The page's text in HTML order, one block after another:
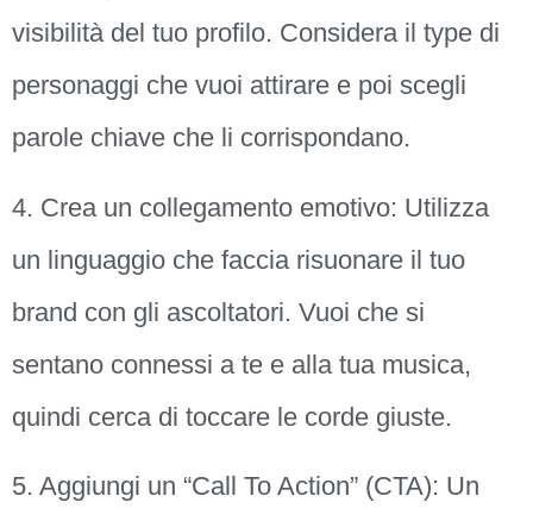
visibilità del tuo profilo. Considera il type di
personaggi che vuoi attirare e poi scegli
parole chiave che li corrispondano.
4. Crea un collegamento emotivo: Utilizza
un linguaggio che faccia risuonare il tuo
brand con gli ascoltatori. Vuoi che si
sentano connessi a te e alla tua musica,
quindi cerca di toccare le corde giuste.
5. Aggiungi un “Call To Action” (CTA): Un